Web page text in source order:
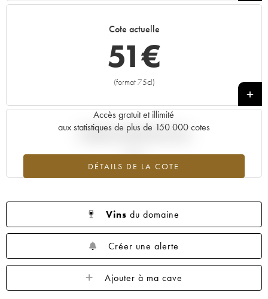
Cote actuelle
51€
(format 75cl)
+
Accès gratuit et illimité
aux statistiques de plus de 150 000 cotes
DÉTAILS DE LA COTE
Tendance actuelle de la cote
Vins du domaine
Créer une alerte
Ajouter à ma cave